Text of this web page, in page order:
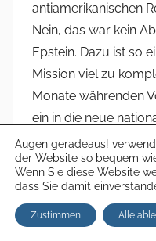
antiamerikanischen
Nein, das war kein
Epstein. Dazu ist so
Mission viel zu
Monate währenden
ein in die neue
viele bei uns nicht
happy darüber), der
absprechen kann.
übrigen für Trump
die MAGA-
Augen geradeaus!
der Website so bequem
Wenn Sie diese Website
dass Sie damit
Zustimmen Alle